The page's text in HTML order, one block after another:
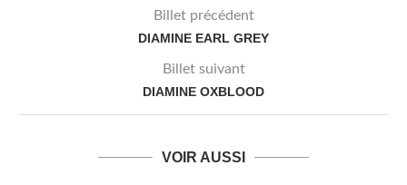
Billet précédent
DIAMINE EARL GREY
Billet suivant
DIAMINE OXBLOOD
VOIR AUSSI